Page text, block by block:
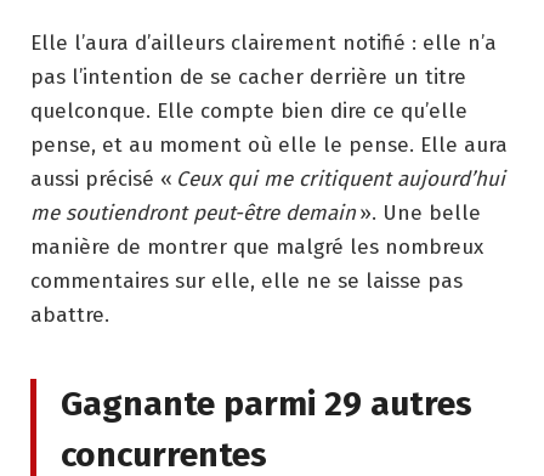
Elle l’aura d’ailleurs clairement notifié : elle n’a
pas l’intention de se cacher derrière un titre
quelconque. Elle compte bien dire ce qu’elle
pense, et au moment où elle le pense. Elle aura
aussi précisé « Ceux qui me critiquent aujourd’hui
me soutiendront peut-être demain». Une belle
manière de montrer que malgré les nombreux
commentaires sur elle, elle ne se laisse pas
abattre.
Gagnante parmi 29 autres
concurrentes